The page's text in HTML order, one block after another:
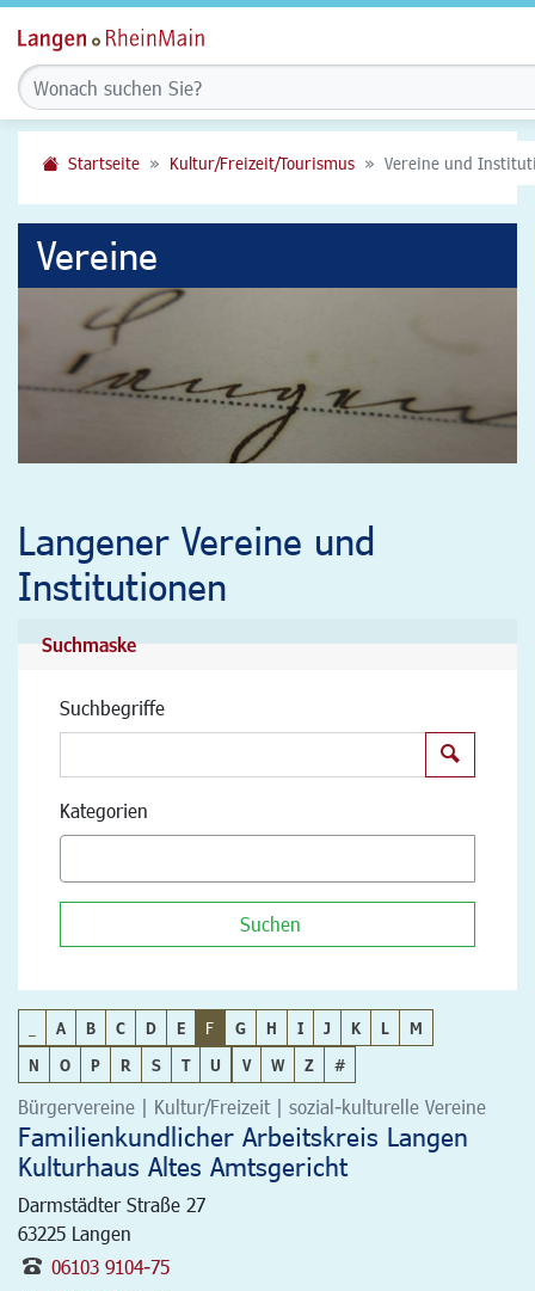
Startseite Kultur/Freizeit/Tourismus Vereine und
Vereine
Langener Vereine und
Institutionen
Suchmaske
Suchbegriffe
Kategorien
Suchen
A B C D E F G H I J K L
M
N
O P R S T U V W Z #
Bürgervereine | Kultur/Freizeit | sozial-kulturelle Vereine
Familienkundlicher Arbeitskreis Langen
Kulturhaus Altes Amtsgericht
Darmstädter Straße 27
63225 Langen
06103 9104-75